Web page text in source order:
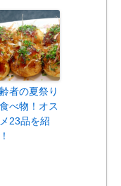
者の夏祭り
べ物！オス
23品を紹